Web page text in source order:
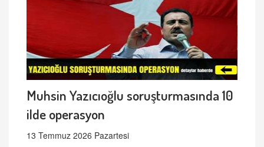
Muhsin Yazıcıoğlu soruşturmasında 10
ilde operasyon
13 Temmuz 2026 Pazartesi